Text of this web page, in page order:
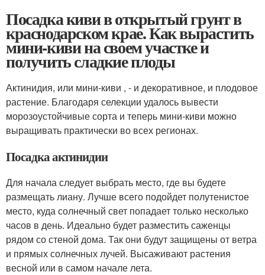
Посадка киви в открытый грунт в
краснодарском крае. Как вырастить
мини-киви на своем участке и
получить сладкие плоды
Актинидия, или мини-киви , - и декоративное, и плодовое
растение. Благодаря селекции удалось вывести
морозоустойчивые сорта и теперь мини-киви можно
выращивать практически во всех регионах.
Посадка актинидии
Для начала следует выбрать место, где вы будете
размещать лиану. Лучше всего подойдет полутенистое
место, куда солнечный свет попадает только несколько
часов в день. Идеально будет разместить саженцы
рядом со стеной дома. Так они будут защищены от ветра
и прямых солнечных лучей. Высаживают растения
весной или в самом начале лета.